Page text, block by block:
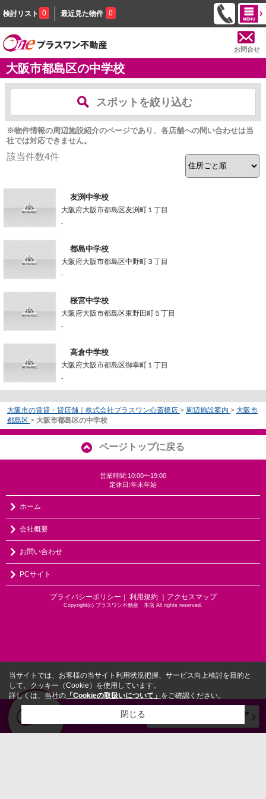
検討リスト 0 最近見た物件 0
お問合せ
大阪市都島区の中学校
スポットを絞り込む
※物件情報の周辺施設紹介のページであり、各店舗への問い合わせは当
社では対応できません。
該当件数4件
友渕中学校
大阪府大阪市都島区友渕町１丁目
-
都島中学校
大阪府大阪市都島区中野町３丁目
-
桜宮中学校
大阪府大阪市都島区東野田町５丁目
-
高倉中学校
大阪府大阪市都島区御幸町１丁目
-
大阪市の賃貸・貸店舗｜株式会社プラスワン心斎橋店 > 周辺施設案内 > 大阪市
都島区 > 大阪市都島区の中学校
ページトップに戻る
営業時間:10:00〜19:00
定休日:年末年始
ホーム
会社概要
お問い合わせ
PCサイト
プライバシーポリシー ｜ 利用規約 ｜アクセスマップ
Copyright(c) プラスワン不動産 本店 All rights reserved.
当サイトでは、お客様の当サイト利用状況把握、サービス向上検討を目的と
して、クッキー（Cookie）を使用しています。
詳しくは、当社の 「Cookieの取扱いについて」 をご確認ください。
閉じる